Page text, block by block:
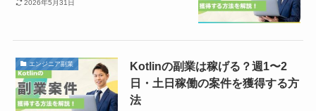
2026年5月31日
エンジニア副業
Kotlinの副業は稼げる？週1〜2
日・土日稼働の案件を獲得する方
法